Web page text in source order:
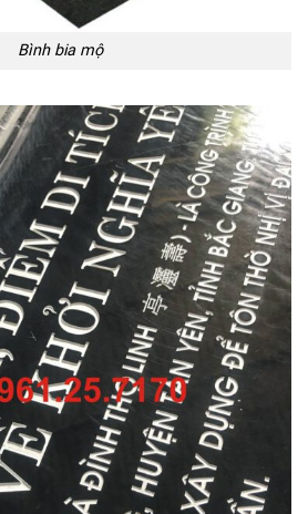
Bình bia mộ